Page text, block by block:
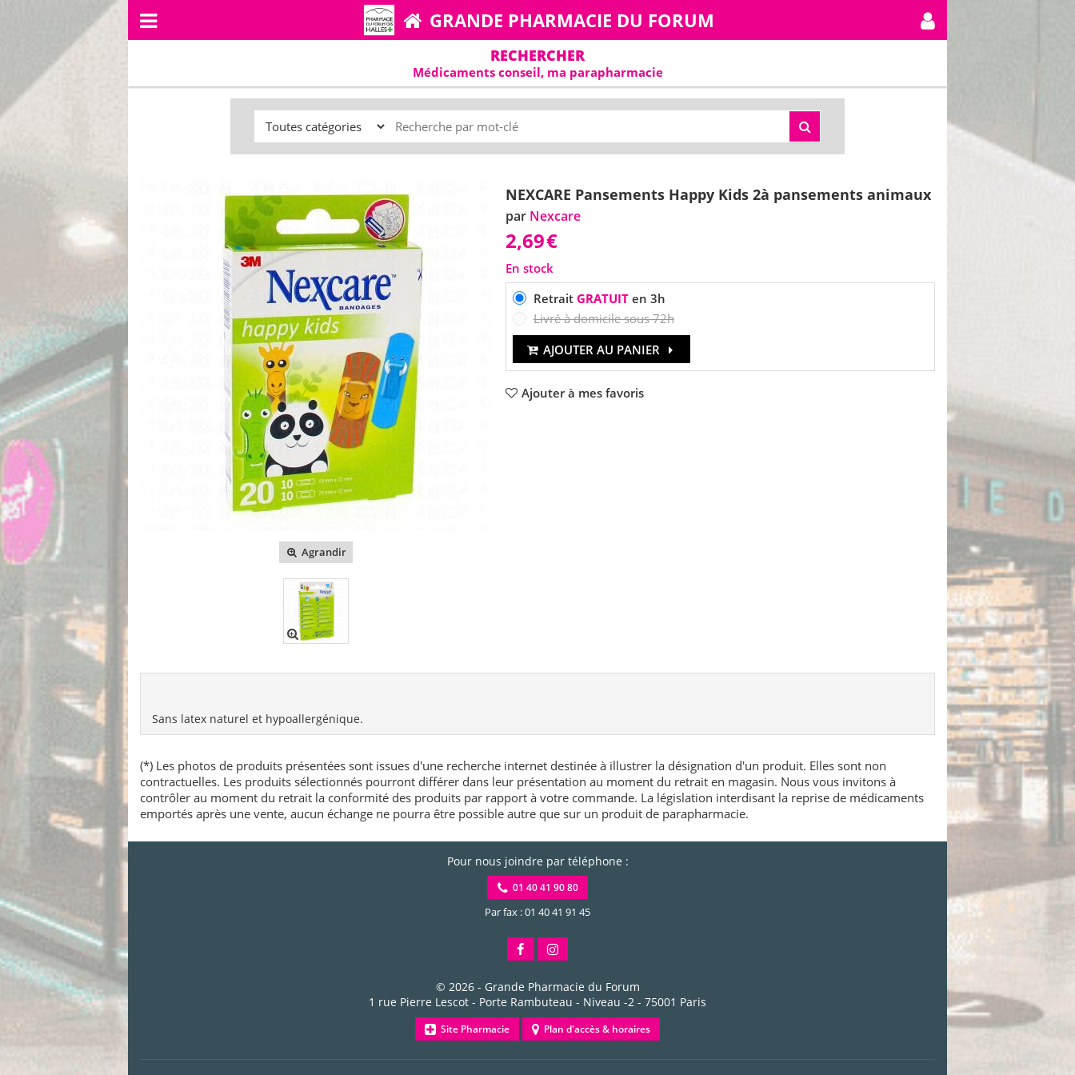
GRANDE PHARMACIE DU FORUM
RECHERCHER
Médicaments conseil, ma parapharmacie
Agrandir
NEXCARE Pansements Happy Kids 2à pansements animaux
par Nexcare
2,69€
En stock
Retrait GRATUITen 3h
Livré à domicile sous 72h
AJOUTER AU PANIER
Ajouter à mes favoris
Sans latex naturel et hypoallergénique.
(*) Les photos de produits présentées sont issues d'une recherche internet destinée à illustrer la désignation d'un produit. Elles sont non
contractuelles. Les produits sélectionnés pourront différer dans leur présentation au moment du retrait en magasin. Nous vous invitons à
contrôler au moment du retrait la conformité des produits par rapport à votre commande. La législation interdisant la reprise de médicaments
emportés après une vente, aucun échange ne pourra être possible autre que sur un produit de parapharmacie.
Pour nous joindre par téléphone :
01 40 41 90 80
Par fax : 01 40 41 91 45
© 2026 - Grande Pharmacie du Forum
1 rue Pierre Lescot - Porte Rambuteau - Niveau -2 - 75001 Paris
Site Pharmacie Plan d'accès & horaires